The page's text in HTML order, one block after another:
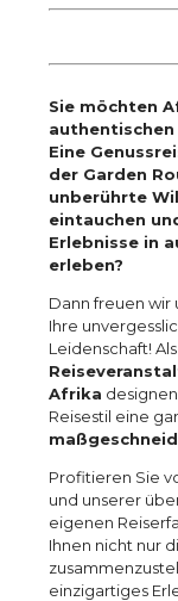
Sie möchten
Eine
der Garden
unberührte
eintauchen
Erlebnisse in
erleben?
Dann freuen wir
Ihre
Leidenschaft! Als
Afrika
Reisestil eine
Profitieren Sie
und unserer
eigenen
Ihnen nicht nur
einzigartiges